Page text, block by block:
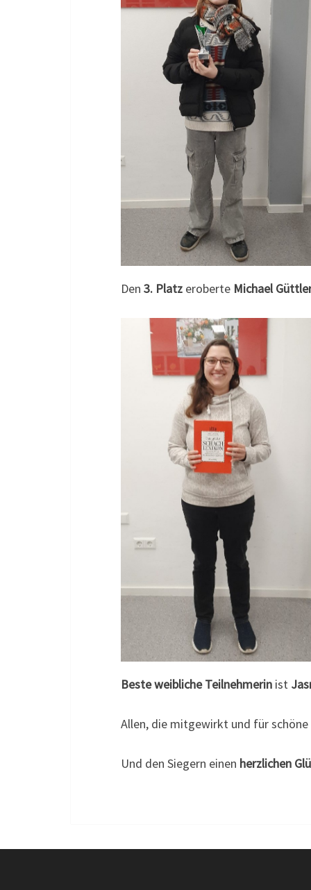
Den 3. Platz eroberte Michael
Beste weibliche Teilnehmerin ist
Allen, die mitgewirkt und für schöne
Und den Siegern einen herzlichen